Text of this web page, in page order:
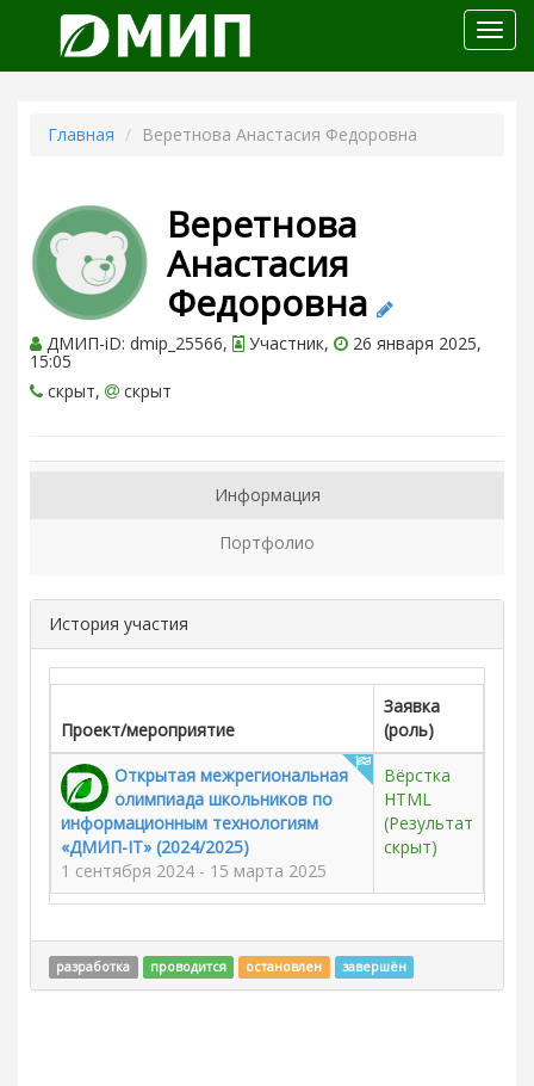
меню
Главная Веретнова Анастасия Федоровна
Веретнова
Анастасия
Федоровна
ДМИП-iD: dmip_25566, Участник, 26 января 2025,
15:05
скрыт,
скрыт
Информация
Портфолио
История участия
Проект/мероприятие
Заявка
(роль)
Открытая межрегиональная
олимпиада школьников по
информационным технологиям
«ДМИП-IT» (2024/2025)
1 сентября 2024 - 15 марта 2025
Вёрстка
HTML
(Результат
скрыт)
разработка проводится остановлен завершён